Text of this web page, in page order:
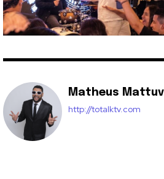
Matheus
http://totalktv.com